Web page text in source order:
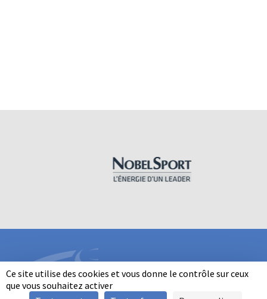
Ce site utilise des cookies et vous donne le contrôle sur ceux
que vous souhaitez activer